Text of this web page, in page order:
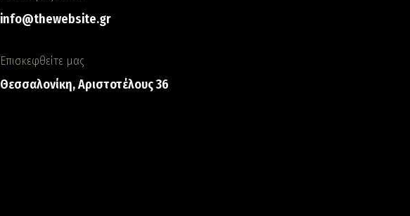
info@thewebsite.gr
Επισκεφθείτε μας
Θεσσαλονίκη, Αριστοτέλους 36